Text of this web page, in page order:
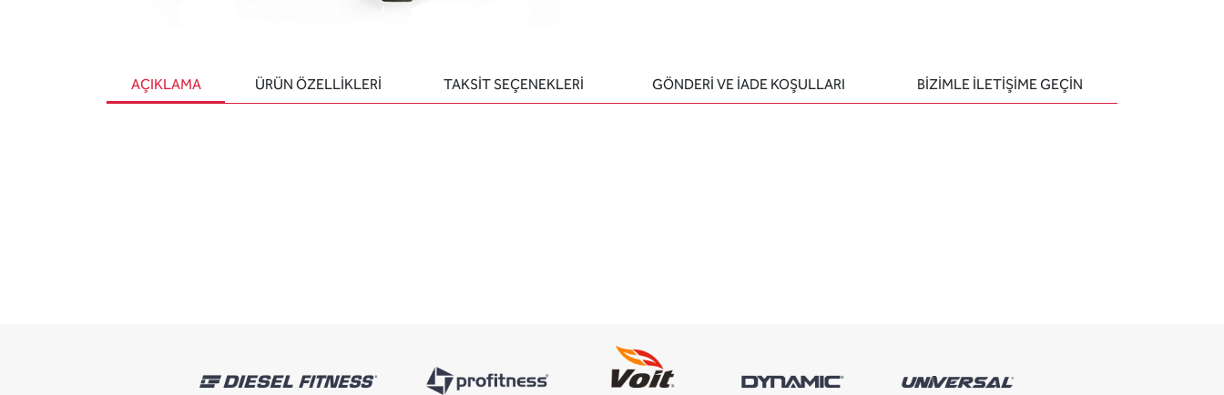
AÇIKLAMA ÜRÜN ÖZELLIKLERI TAKSİT SEÇENEKLERİ GÖNDERİ VE İADE KOŞULLARI BIZIMLE ILETIŞIME GEÇIN